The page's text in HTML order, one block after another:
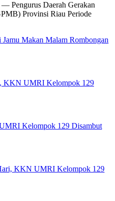
Daerah Gerakan
Provinsi Riau Periode
Makan Malam Rombongan
KKN UMRI Kelompok 129
Kelompok 129 Disambut
KKN UMRI Kelompok 129